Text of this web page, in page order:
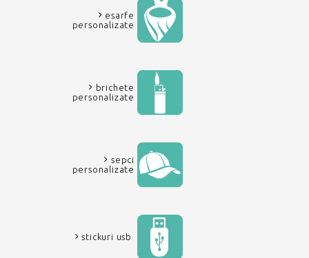
esarfe
personalizate
brichete
personalizate
sepci
personalizate
stickuri usb